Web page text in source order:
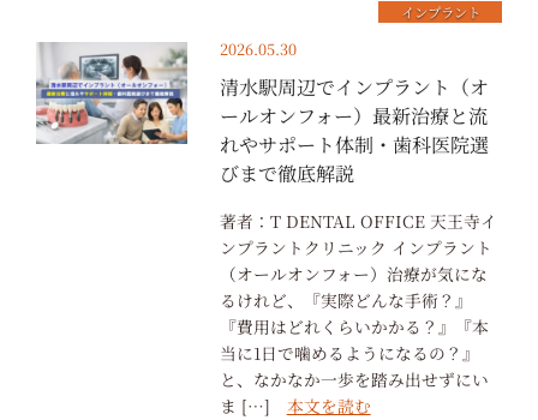
2026.05.30
清水駅周辺でインプラント（オ
ールオンフォー）最新治療と流
れやサポート体制・歯科医院選
びまで徹底解説
著者：T DENTAL OFFICE 天王寺イ
ンプラントクリニック インプラント
（オールオンフォー）治療が気にな
るけれど、『実際どんな手術？』
『費用はどれくらいかかる？』『本
当に1日で噛めるようになるの？』
と、なかなか一歩を踏み出せずにい
ま […] 本文を読む
インプラント